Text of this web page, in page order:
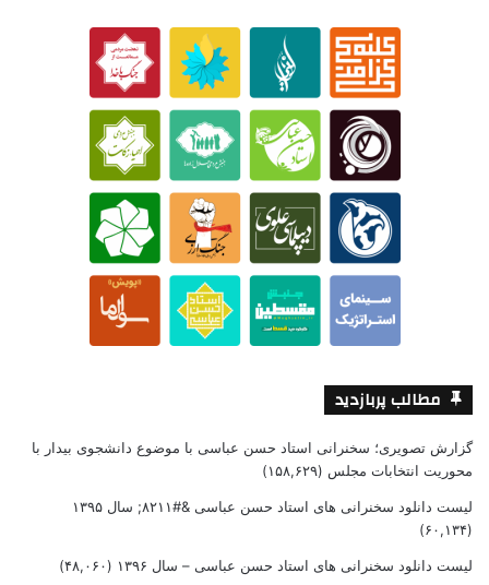
مطالب پربازدید
گزارش تصویری؛ سخنرانی استاد حسن عباسی با موضوع دانشجوی بیدار با
محوریت انتخابات مجلس (۱۵۸,۶۲۹)
لیست دانلود سخنرانی های استاد حسن عباسی &#۸۲۱۱; سال ۱۳۹۵
(۶۰,۱۳۴)
لیست دانلود سخنرانی های استاد حسن عباسی – سال ۱۳۹۶ (۴۸,۰۶۰)